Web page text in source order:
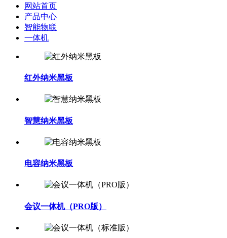
网站首页
产品中心
智能物联
一体机
红外纳米黑板
智慧纳米黑板
电容纳米黑板
会议一体机（PRO版）